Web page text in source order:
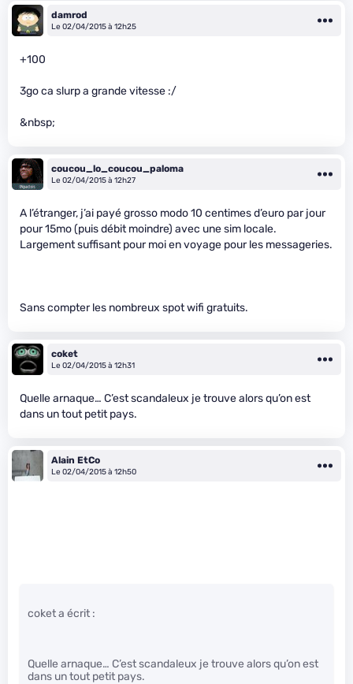
damrod
Le 02/04/2015 à 12h25
+100
3go ca slurp a grande vitesse :/
&nbsp;
coucou_lo_coucou_paloma
Le 02/04/2015 à 12h27
A l’étranger, j’ai payé grosso modo 10 centimes d’euro par jour
pour 15mo (puis débit moindre) avec une sim locale.
Largement suffisant pour moi en voyage pour les messageries.
Sans compter les nombreux spot wifi gratuits.
coket
Le 02/04/2015 à 12h31
Quelle arnaque… C’est scandaleux je trouve alors qu’on est
dans un tout petit pays.
Alain EtCo
Le 02/04/2015 à 12h50
coket a écrit :
Quelle arnaque… C’est scandaleux je trouve alors qu’on est
dans un tout petit pays.